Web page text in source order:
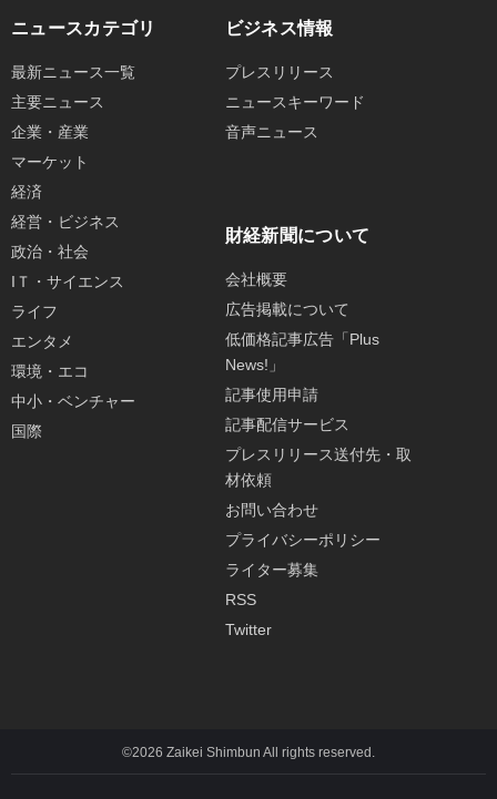
ニュースカテゴリ
最新ニュース一覧
主要ニュース
企業・産業
マーケット
経済
経営・ビジネス
政治・社会
IＴ・サイエンス
ライフ
エンタメ
環境・エコ
中小・ベンチャー
国際
ビジネス情報
プレスリリース
ニュースキーワード
音声ニュース
財経新聞について
会社概要
広告掲載について
低価格記事広告「Plus
News!」
記事使用申請
記事配信サービス
プレスリリース送付先・取
材依頼
お問い合わせ
プライバシーポリシー
ライター募集
RSS
Twitter
©2026 Zaikei Shimbun All rights reserved.